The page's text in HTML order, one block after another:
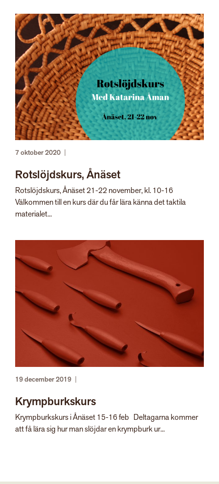
7 oktober 2020
Rotslöjdskurs, Ånäset
Rotslöjdskurs, Ånäset 21-22 november, kl. 10-16
Välkommen till en kurs där du får lära känna det taktila
materialet...
19 december 2019 |
Krympburkskurs
Krympburkskurs i Ånäset 15-16 feb Deltagarna kommer
att få lära sig hur man slöjdar en krympburk ur...